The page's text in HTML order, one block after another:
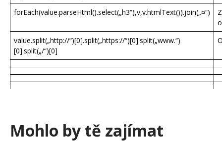
forEach(value.parseHtml().select(„h3“),v,v.htmlText()).join(„¤“)
value.split(„http://“)[0].split(„https://“)[0].split(„www.“)
[0].split(„/“)[0]
Mohlo by tě zajímat